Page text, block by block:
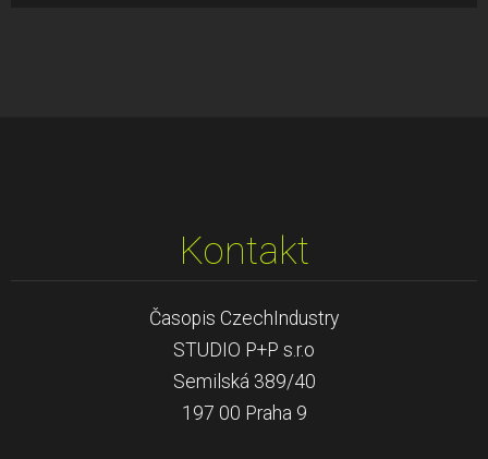
Kontakt
Časopis CzechIndustry
STUDIO P+P s.r.o
Semilská 389/40
197 00 Praha 9